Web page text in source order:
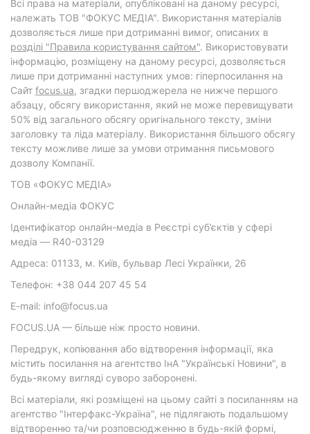
Всі права на матеріали, опубліковані на даному ресурсі,
належать ТОВ "ФОКУС МЕДІА". Використання матеріалів
дозволяється лише при дотриманні вимог, описаних в
розділі "Правила користування сайтом". Використовувати
інформацію, розміщену на даному ресурсі, дозволяється
лише при дотриманні наступних умов: гіперпосилання на
Cайт focus.ua, згадки першоджерела не нижче першого
абзацу, обсягу використання, який не може перевищувати
50% від загального обсягу оригінального тексту, зміни
заголовку та ліда матеріалу. Використання більшого обсягу
тексту можливе лише за умови отримання письмового
дозволу Компанії.
ТОВ «ФОКУС МЕДІА»
Онлайн-медіа ФОКУС
Ідентифікатор онлайн-медіа в Реєстрі суб’єктів у сфері
медіа — R40-03129
Адреса: 01133, м. Київ, бульвар Лесі Українки, 26
Телефон: +38 044 207 45 54
E-mail: info@focus.ua
FOCUS.UA — більше ніж просто новини.
Передрук, копіювання або відтворення інформації, яка
містить посилання на агентство ІнА "Українські Новини", в
будь-якому вигляді суворо заборонені.
Всі матеріали, які розміщені на цьому сайті з посиланням на
агентство "Інтерфакс-Україна", не підлягають подальшому
відтворенню та/чи розповсюдженню в будь-якій формі,